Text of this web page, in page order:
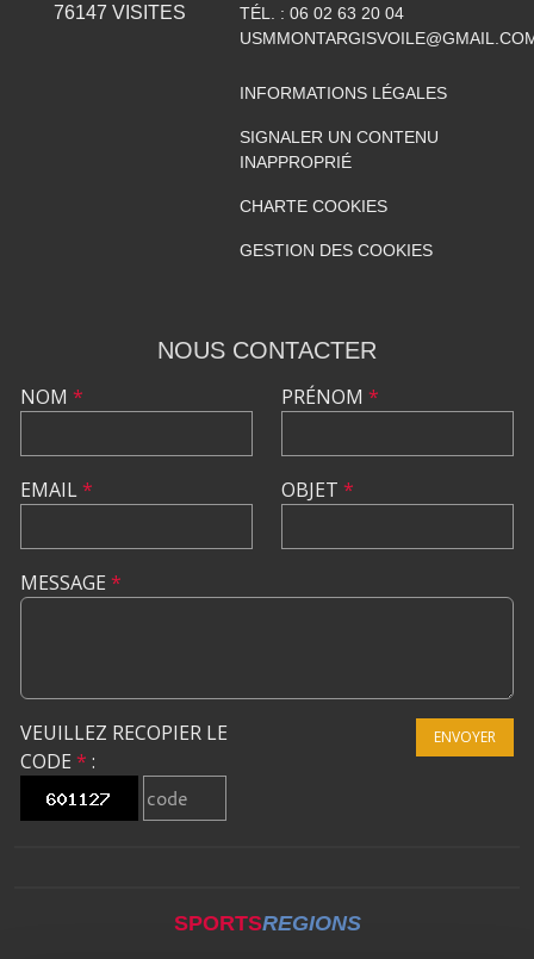
76147 VISITES TÉL. : 06 02 63 20 04
INFORMATIONS LÉGALES
SIGNALER UN CONTENU
INAPPROPRIÉ
CHARTE COOKIES
GESTION DES COOKIES
NOUS CONTACTER
NOM *
EMAIL*
PRÉNOM *
OBJET *
MESSAGE *
VEUILLEZ RECOPIER LE
CODE * :
ENVOYER
SPORTSREGIONS